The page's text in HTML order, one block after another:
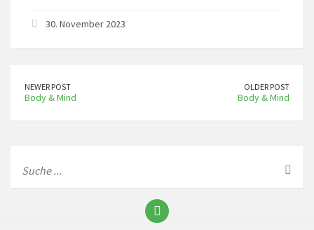
30. November 2023
NEWER POST
Body & Mind
OLDER POST
Body & Mind